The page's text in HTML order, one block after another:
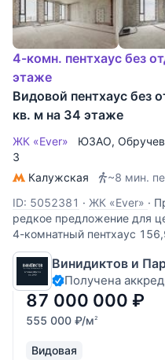
4-комн. пентхаус без
этаже
Видовой пентхаус без
кв. м на 34 этаже
ЖК «Ever» ЮЗАО,
3
Калужская
~8 мин.
ID: 5052381 · ЖК «Ever» ·
редкое предложение для
4-комнатный пентхаус
класса «EVER». Это ваш
где утро начинается с
Винидиктов и
Получена
87 000 000 ₽
555 000 ₽/м2
Видовая